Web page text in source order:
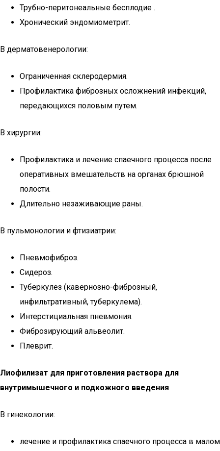
Трубно-перитонеальные бесплодие .
Хронический эндомиометрит.
В дерматовенерологии:
Ограниченная склеродермия.
Профилактика фиброзных осложнений инфекций,
передающихся половым путем.
В хирургии:
Профилактика и лечение спаечного процесса после
оперативных вмешательств на органах брюшной
полости.
Длительно незаживающие раны.
В пульмонологии и фтизиатрии:
Пневмофиброз.
Сидероз.
Туберкулез (кавернозно-фиброзный,
инфильтративный, туберкулема).
Интерстициальная пневмония.
Фиброзирующий альвеолит.
Плеврит.
Лиофилизат для приготовления раствора для
внутримышечного и подкожного введения
В гинекологии:
лечение и профилактика спаечного процесса в малом